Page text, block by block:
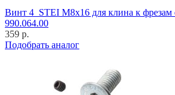
Винт 4_STEI M8x16 для клина к
990.064.00
359 р.
Подобрать аналог